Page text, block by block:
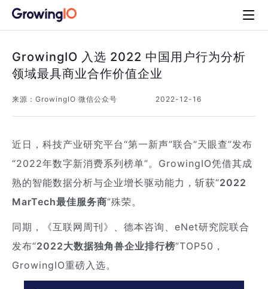
GrowingIO 入选 2022 中国用户行为分析
领域最具商业合作价值企业
来源： GrowingIO 微信公众号 2022-12-16
近日，科技产业研究平台“第一新声”联合“天眼查”发布
“2022年数字新消费系列榜单”。GrowingIO凭借其成
熟的智能数据分析与企业增长驱动能力，斩获“2022
MarTech最佳服务商”殊荣。
同期，《互联网周刊》、德本咨询、eNet研究院联合
发布“2022大数据独角兽企业排行榜”TOP50，
GrowingIO重磅入选。